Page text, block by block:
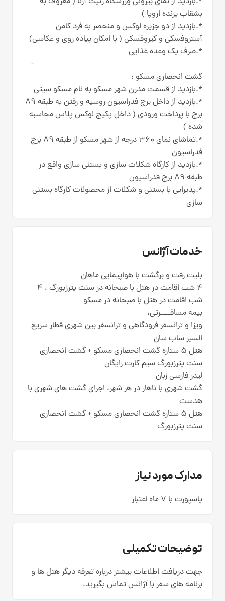
بشقاب پرنده اروپا )
*.بازدید از دو جزیره لوکس و منحصر به فرد کامن
آستروفسکی و کیروفسکی ( با امکان پیاده روی و عکاسی)
*.صرف یک وعده غذایی
—————————————————————-
گشت انحصاری مسکو :
*.بازدید از قسمت مدرن شهر مسکو به نام مسکو سیتی
*.بازدید از داخل برج فدراسیون روسیه و رفتن به طبقه 89
برج با پرداخت ورودی ( داخل پکیج لوکس پلاس محاسبه
شده )
*.تماشای نمای 360 درجه از شهر مسکو از طبقه 89 برج
فدراسیون
*.بازدید از کارگاه شکلات سازی و بستنی سازی واقع در
طبقه 89 برج فدراسیون
*.پذیرایی با بستنی و شکلات از محصولات کارگاه بستنی
سازی
خدمات آژانس
بلیت رفت و برگشت با هواپیمایی ماهان
4 شب اقامت در هتل با صبحانه در سنت پترزبورگ ، 4
شب اقامت در هتل با صبحانه در مسکو
بیمه مسافــــرتی،
ویزا و ترانسفر فرودگاهی و ترانسفر بین شهری قطار سریع
السیر ساب سان
هتل 5 ستاره گشت انحصاری مسکو + گشت انحصاری
سنت پترزبورگ سیم کارت رایگان
لیدر فارسی زبان
گشت شهری با ناهار در هر شهر، اجرای گشت های شهری با
هدست
هتل 5 ستاره گشت انحصاری مسکو + گشت انحصاری
سنت پترزبورگ
مدارک مورد نیاز
پاسپورت با 7 ماه اعتبار
توضیحات تکمیلی
جهت دریافت اطلاعات بیشتر درباره تعرفه دیگر هتل ها و
برنامه های سفر با آژانس تماس بگیرید.